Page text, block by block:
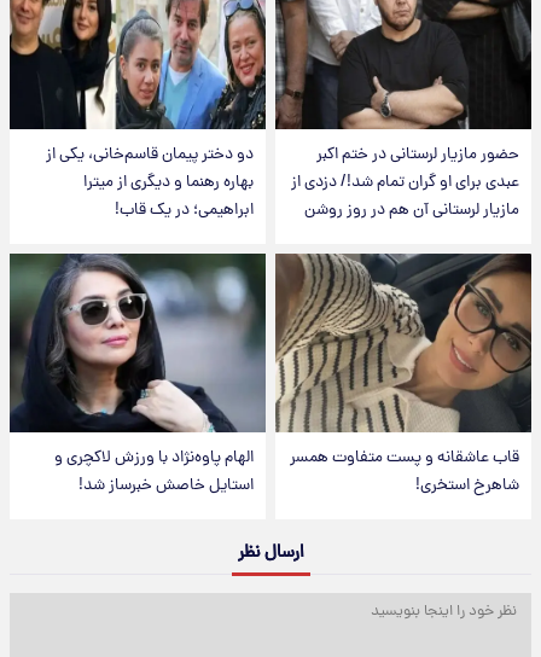
حضور مازیار لرستانی در ختم اکبر
عبدی برای او گران تمام شد!/ دزدی از
مازیار لرستانی آن هم در روز روشن
دو دختر پیمان قاسم‌خانی، یکی از
بهاره رهنما و دیگری از میترا
ابراهیمی؛ در یک قاب!
قاب عاشقانه و پست متفاوت همسر
شاهرخ استخری!
الهام پاوه‌نژاد با ورزش لاکچری و
استایل خاصش خبرساز شد!
ارسال نظر